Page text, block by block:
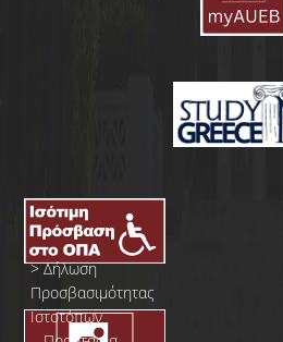
>Δήλωση
Προσβασιμότητας
Ιστοτόπων